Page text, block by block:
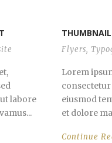
labore
Flyers,
Lorem
consectetur
eiusmod
et dolore
Continue